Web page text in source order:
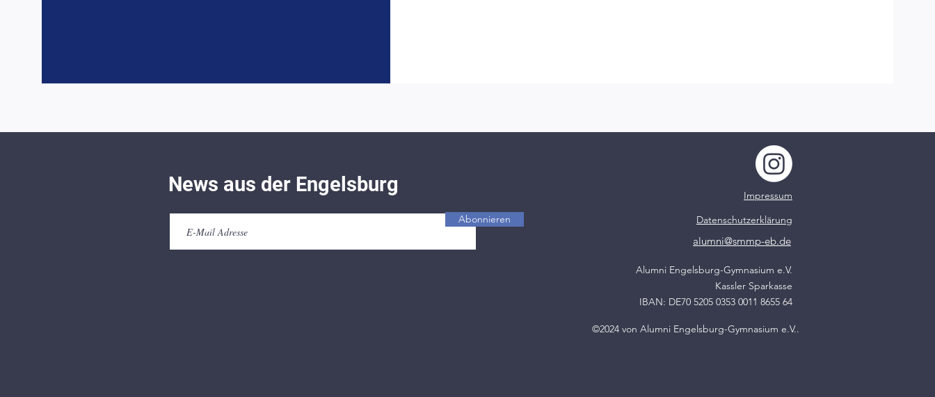
News aus der Engelsburg
Abonnieren
Impressum
Datenschutzerklärung
alumni@smmp-eb.de
Alumni Engelsburg-Gymnasium e.V.
Kassler Sparkasse
IBAN: DE70 5205 0353 0011 8655 64
©2024 von Alumni Engelsburg-Gymnasium e.V..